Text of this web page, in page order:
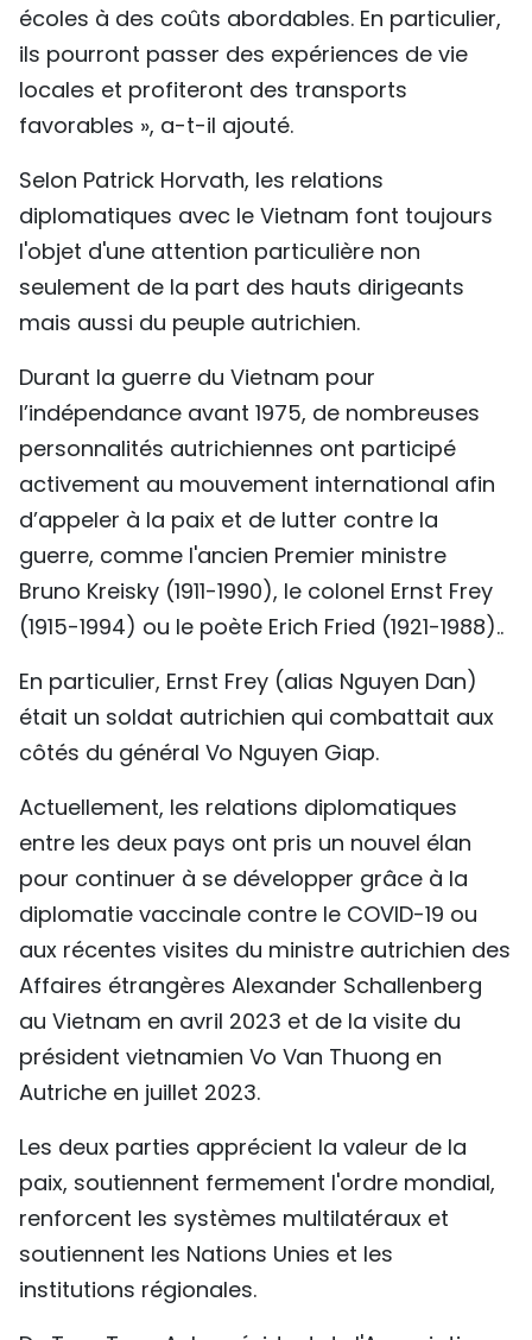
écoles à des coûts abordables. En particulier,
ils pourront passer des expériences de vie
locales et profiteront des transports
favorables », a-t-il ajouté.
Selon Patrick Horvath, les relations
diplomatiques avec le Vietnam font toujours
l'objet d'une attention particulière non
seulement de la part des hauts dirigeants
mais aussi du peuple autrichien.
Durant la guerre du Vietnam pour
l’indépendance avant 1975, de nombreuses
personnalités autrichiennes ont participé
activement au mouvement international afin
d’appeler à la paix et de lutter contre la
guerre, comme l'ancien Premier ministre
Bruno Kreisky (1911-1990), le colonel Ernst Frey
(1915-1994) ou le poète Erich Fried (1921-1988)..
En particulier, Ernst Frey (alias Nguyen Dan)
était un soldat autrichien qui combattait aux
côtés du général Vo Nguyen Giap.
Actuellement, les relations diplomatiques
entre les deux pays ont pris un nouvel élan
pour continuer à se développer grâce à la
diplomatie vaccinale contre le COVID-19 ou
aux récentes visites du ministre autrichien des
Affaires étrangères Alexander Schallenberg
au Vietnam en avril 2023 et de la visite du
président vietnamien Vo Van Thuong en
Autriche en juillet 2023.
Les deux parties apprécient la valeur de la
paix, soutiennent fermement l'ordre mondial,
renforcent les systèmes multilatéraux et
soutiennent les Nations Unies et les
institutions régionales.